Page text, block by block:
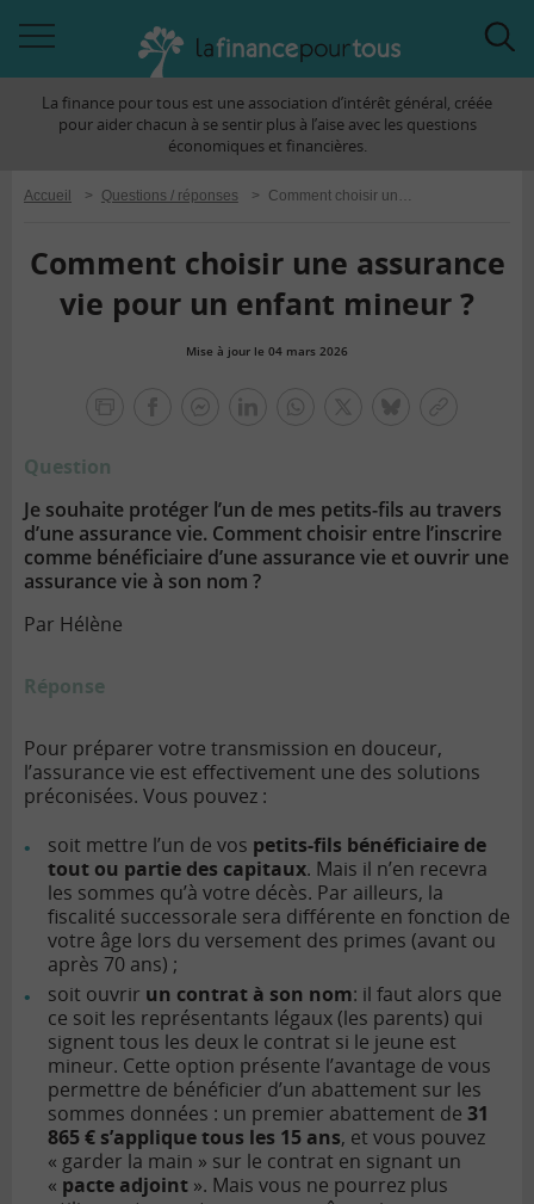
àLa finance pour tous est une association d’intérêt général, créée
pour aider chacun à se sentir plus à l’aise avec les questions
économiques et financières.
Accueil > Questions / réponses > Comment choisir une assurance vie pour un enfant mineur ?
Comment choisir une assurance
vie pour un enfant mineur ?
Mise à jour le 04 mars 2026
Question
Je souhaite protéger l’un de mes petits-fils au travers
d’une assurance vie. Comment choisir entre l’inscrire
comme bénéficiaire d’une assurance vie et ouvrir une
assurance vie à son nom ?
Par Hélène
Réponse
Pour préparer votre transmission en douceur,
l’assurance vie est effectivement une des solutions
préconisées. Vous pouvez :
soit mettre l’un de vos petits-fils bénéficiaire de
tout ou partie des capitaux. Mais il n’en recevra
les sommes qu’à votre décès. Par ailleurs, la
fiscalité successorale sera différente en fonction de
votre âge lors du versement des primes (avant ou
après 70 ans) ;
soit ouvrir un contrat à son nom: il faut alors que
ce soit les représentants légaux (les parents) qui
signent tous les deux le contrat si le jeune est
mineur. Cette option présente l’avantage de vous
permettre de bénéficier d’un abattement sur les
sommes données : un premier abattement de 31
865 € s’applique tous les 15 ans, et vous pouvez
« garder la main » sur le contrat en signant un
« pacte adjoint ». Mais vous ne pourrez plus